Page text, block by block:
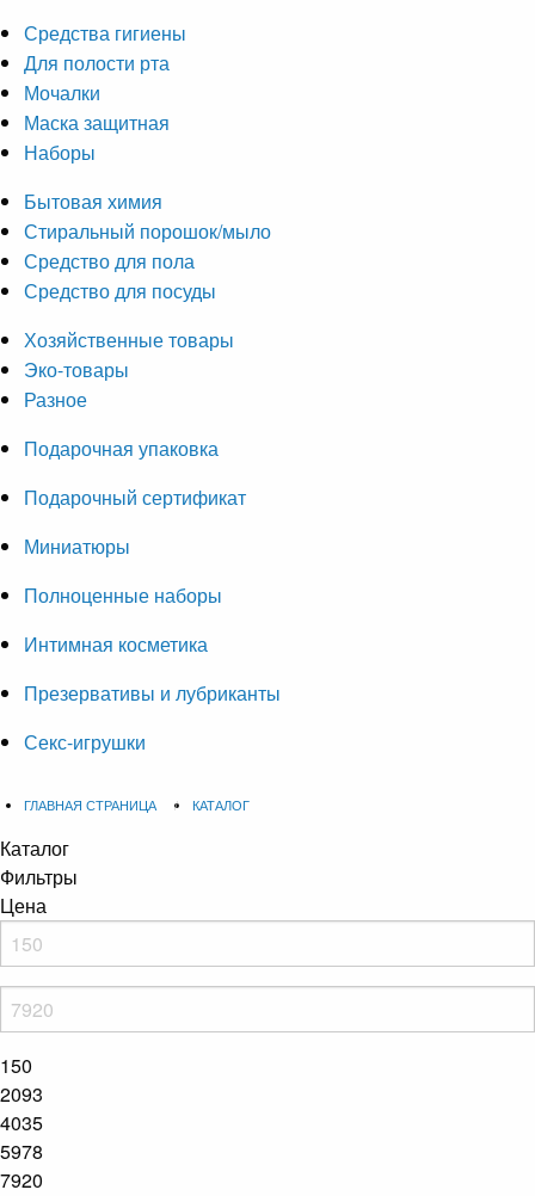
Средства гигиены
Для полости рта
Мочалки
Маска защитная
Наборы
Бытовая химия
Стиральный порошок/мыло
Средство для пола
Средство для посуды
Хозяйственные товары
Эко-товары
Разное
Подарочная упаковка
Подарочный сертификат
Миниатюры
Полноценные наборы
Интимная косметика
Презервативы и лубриканты
Секс-игрушки
ГЛАВНАЯ СТРАНИЦА КАТАЛОГ
Каталог
Фильтры
Цена
150
2093
4035
5978
7920